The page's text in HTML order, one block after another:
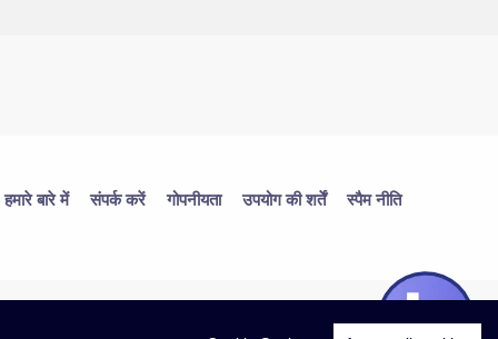
हमारे बारे में संपर्क करें गोपनीयता उपयोग की शर्तें स्पैम नीति